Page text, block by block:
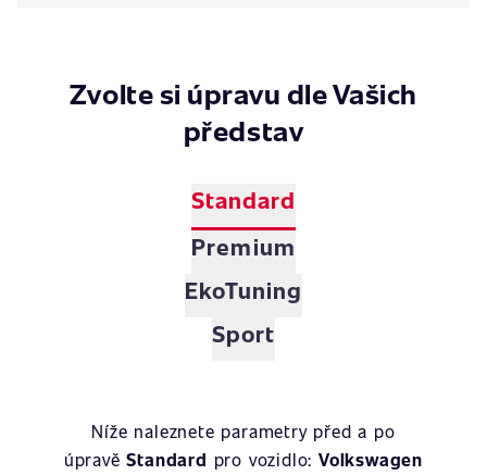
Zvolte si úpravu dle Vašich
představ
Standard
Premium
EkoTuning
Sport
Níže naleznete parametry před a po
úpravěStandard pro vozidlo:Volkswagen